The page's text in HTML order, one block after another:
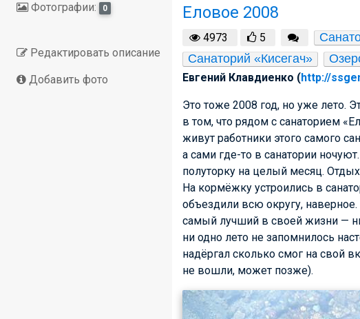
Фотографии: 0
Редактировать описание
Добавить фото
Еловое 2008
4973 5
Санаторий «Кисегач»
Евгений Клавдиенко (http://
Это тоже 2008 год, но уже лето.
в том, что рядом с санаторием
живут работники этого самого
а сами где-то в санатории
полуторку на целый месяц.
На кормёжку устроились в
объездили всю округу,
самый лучший в своей жизни —
ни одно лето не запомнилось
надёргал сколько смог на свой
не вошли, может позже).